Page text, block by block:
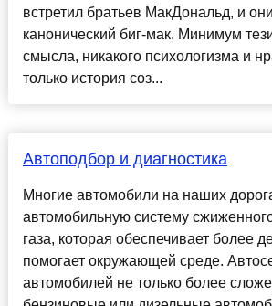
встретил братьев МакДональд, и
канонический биг-мак. Минимум
смысла, никакого психологизма и
только история соз...
Автоподбор и диагностика
Многие автомобили на наших
автомобильную систему
газа, которая обеспечивает более
помогает окружающей среде.
автомобилей не только более